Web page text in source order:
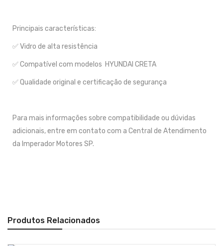
Principais características:
✅ Vidro de alta resistência
✅ Compatível com modelos HYUNDAI CRETA
✅ Qualidade original e certificação de segurança
Para mais informações sobre compatibilidade ou dúvidas
adicionais, entre em contato com a Central de Atendimento
da Imperador Motores SP.
Produtos Relacionados